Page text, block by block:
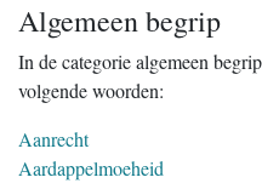
Algemeen begrip
In de categorie algemeen
volgende woorden:
Aanrecht
Aardappelmoeheid